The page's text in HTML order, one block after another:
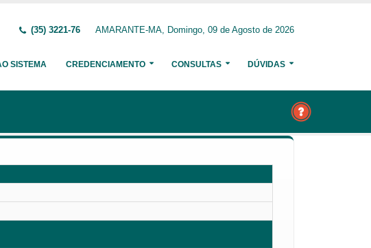
(35) 3221-76 AMARANTE-MA, Domingo, 09 de Agosto de 2026
SISTEMA CREDENCIAMENTO CONSULTAS DÚVIDAS